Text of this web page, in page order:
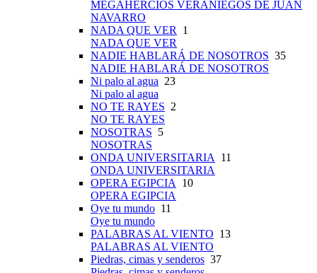
MEGAHERCIOS VERANIEGOS DE JUAN
NAVARRO
NADA QUE VER
1
NADA QUE VER
NADIE HABLARÁ DE NOSOTROS 35
NADIE HABLARÁ DE NOSOTROS
Ni palo al agua 23
Ni palo al agua
NO TE RAYES 2
NO TE RAYES
NOSOTRAS 5
NOSOTRAS
ONDA UNIVERSITARIA
11
ONDA UNIVERSITARIA
OPERA EGIPCIA
10
OPERA EGIPCIA
Oye tu mundo 11
Oye tu mundo
PALABRAS AL VIENTO 13
PALABRAS AL VIENTO
Piedras, cimas y senderos 37